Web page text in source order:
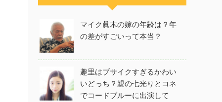
マイク眞木の嫁の年齢は？年
の差がすごいって本当？
趣里はブサイクすぎるかわい
いどっち？親の七光りとコネ
でコードブルーに出演して